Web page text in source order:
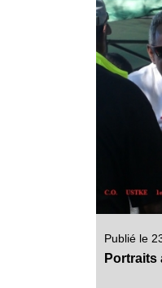
Publié le
Portraits